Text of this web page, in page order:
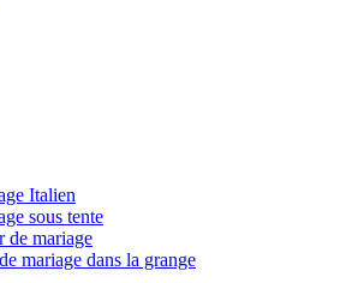
Italien
sous tente
de mariage
mariage dans la grange